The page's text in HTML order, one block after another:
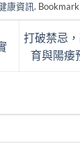
康資訊.
打破禁忌
育與陽痿